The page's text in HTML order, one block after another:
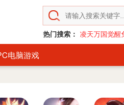
热门搜索： 凌天万国觉醒
电脑游戏